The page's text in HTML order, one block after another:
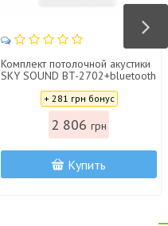
Комплект потолочной акустики
SKY SOUND BT-2702+bluetooth
+ 281 грн бонус
2 806 грн
Купить